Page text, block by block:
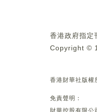
香港政府指定
Copyright ©
香港財華社版權
免責聲明：
財華控股有限